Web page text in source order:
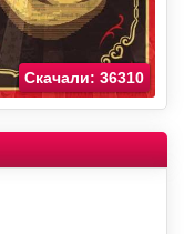
Скачали: 36310